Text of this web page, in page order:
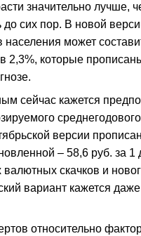
значительно лучше,
до сих пор. В новой
может
2,3%, которые
сейчас кажется
версии
– 58,6 руб. за 1
скачков и
вариант кажется
относительно